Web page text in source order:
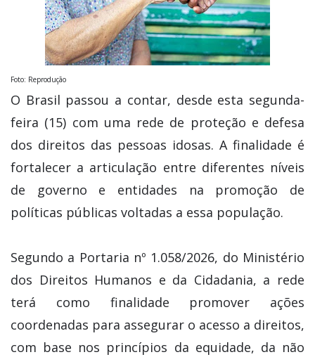
Foto: Reprodução
O Brasil passou a contar, desde esta segunda-
feira (15) com uma rede de proteção e defesa
dos direitos das pessoas idosas. A finalidade é
fortalecer a articulação entre diferentes níveis
de governo e entidades na promoção de
políticas públicas voltadas a essa população.
Segundo a Portaria nº 1.058/2026, do Ministério
dos Direitos Humanos e da Cidadania, a rede
terá como finalidade promover ações
coordenadas para assegurar o acesso a direitos,
com base nos princípios da equidade, da não